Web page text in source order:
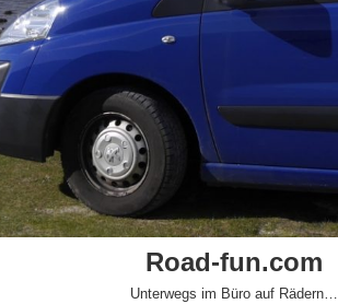
Road-fun.com
Unterwegs im Büro auf Rädern…